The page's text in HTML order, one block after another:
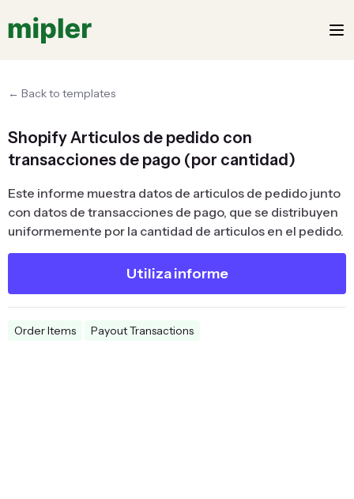
← Back to templates
Shopify Articulos de pedido con
transacciones de pago (por cantidad)
Este informe muestra datos de articulos de pedido junto
con datos de transacciones de pago, que se distribuyen
uniformemente por la cantidad de articulos en el pedido.
Utiliza informe
Order Items Payout Transactions